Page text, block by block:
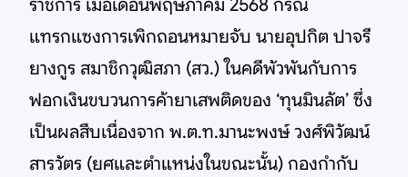
ราชการ เมื่อเดือนพฤษภาคม 2568 กรณี
แทรกแซงการเพิกถอนหมายจับ นายอุปกิต ปาจรี
ยางกูร สมาชิกวุฒิสภา (สว.) ในคดีพัวพันกับการ
ฟอกเงินขบวนการค้ายาเสพติดของ ‘ทุนมินลัต’ ซึ่ง
เป็นผลสืบเนื่องจาก พ.ต.ท.มานะพงษ์ วงศ์พิวัฒน์
สารวัตร (ยศและตำแหน่งในขณะนั้น) กองกำกับ